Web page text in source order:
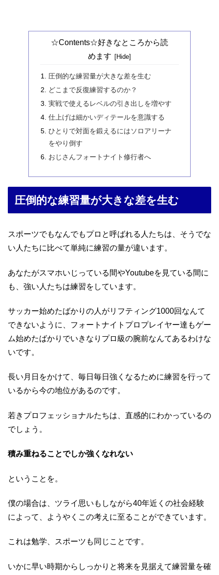
☆Contents☆好きなところから読
めます
圧倒的な練習量が大きな差を生む
どこまで反復練習するのか？
実戦で使えるレベルの引き出しを増やす
仕上げは細かいディテールを意識する
ひとりで対面を鍛えるにはソロアリーナ
をやり倒す
おじさんフォートナイト修行者へ
圧倒的な練習量が大きな差を生む
スポーツでもなんでもプロと呼ばれる人たちは、そうでな
い人たちに比べて単純に練習の量が違います。
あなたがスマホいじっている間やYoutubeを見ている間に
も、強い人たちは練習をしています。
サッカー始めたばかりの人がリフティング1000回なんて
できないように、フォートナイトプロプレイヤー達もゲー
ム始めたばかりでいきなりプロ級の腕前なんてあるわけな
いです。
長い月日をかけて、毎日毎日強くなるために練習を行って
いるから今の地位があるのです。
若きプロフェッショナルたちは、直感的にわかっているの
でしょう。
積み重ねることでしか強くなれない
ということを。
僕の場合は、ツライ思いもしながら40年近くの社会経験
によって、ようやくこの考えに至ることができています。
これは勉学、スポーツも同じことです。
いかに早い時期からしっかりと将来を見据えて練習量を確